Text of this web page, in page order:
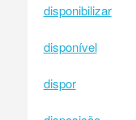
disponibilizar
disponível
dispor